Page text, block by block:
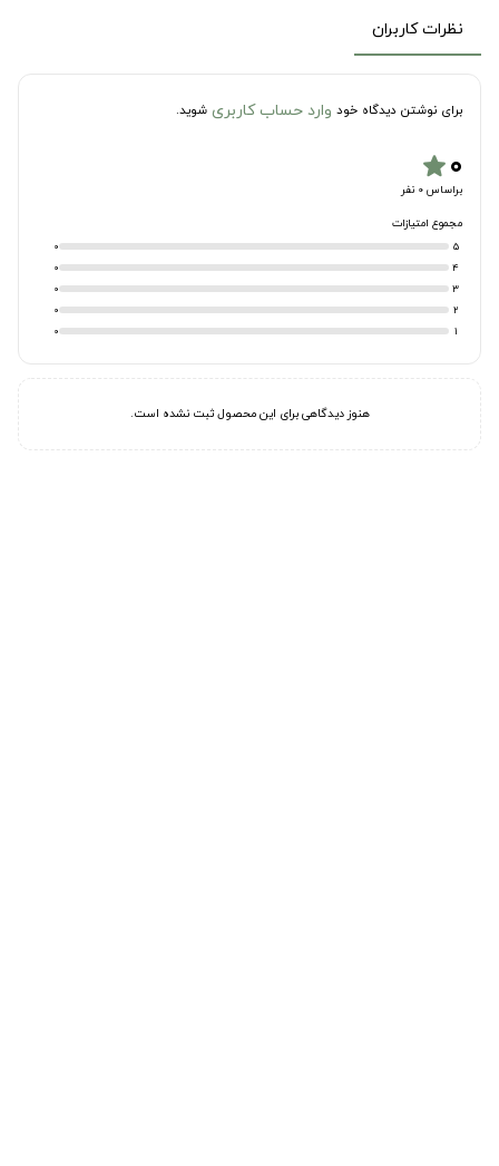
نظرات کاربران
برای نوشتن دیدگاه خود وارد حساب کاربری شوید.
۰star
براساس 0 نفر
مجموع امتیازات
5
0
4
0
3
0
2
0
1
0
هنوز دیدگاهی برای این محصول ثبت نشده است.